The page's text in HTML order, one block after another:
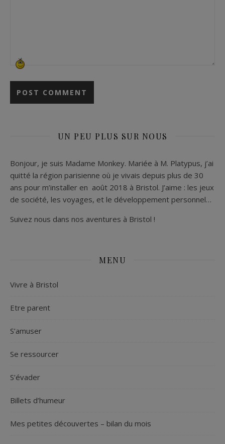
UN PEU PLUS SUR NOUS
Bonjour, je suis Madame Monkey. Mariée à M. Platypus, j’ai
quitté la région parisienne où je vivais depuis plus de 30
ans pour m’installer en août 2018 à Bristol. J’aime : les jeux
de société, les voyages, et le développement personnel…
Suivez nous dans nos aventures à Bristol !
MENU
Vivre à Bristol
Etre parent
S’amuser
Se ressourcer
S’évader
Billets d’humeur
Mes petites découvertes – bilan du mois